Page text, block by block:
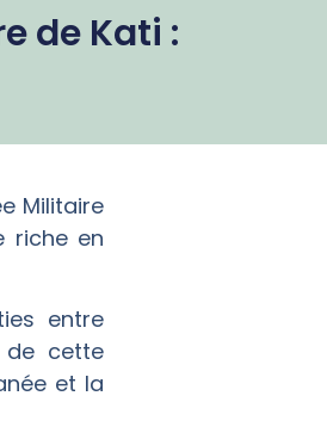
de Kati :
Militaire
riche en
entre
de cette
et la